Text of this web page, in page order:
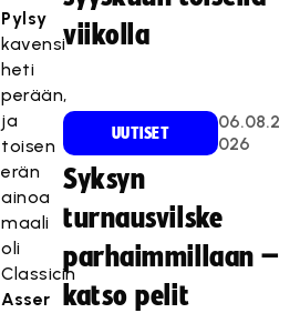
Pylsy
kavensi
heti
perään,
ja
toisen
erän
ainoa
maali
oli
Classicin
Asser
viikolla
UUTISET
06.08.2
026
Syksyn
turnausvilske
parhaimmillaan –
katso pelit